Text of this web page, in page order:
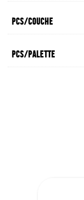
Pcs/couche
Pcs/palette